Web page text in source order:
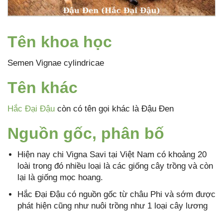
Tên khoa học
Semen Vignae cylindricae
Tên khác
Hắc Đại Đậu còn có tên gọi khác là Đậu Đen
Nguồn gốc, phân bố
Hiện nay chi Vigna Savi tại Việt Nam có khoảng 20
loài trong đó nhiều loại là các giống cây trồng và còn
lại là giống mọc hoang.
Hắc Đại Đậu có nguồn gốc từ châu Phi và sớm được
phát hiện cũng như nuôi trồng như 1 loại cây lương